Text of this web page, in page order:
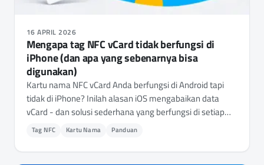
16 APRIL 2026
Mengapa tag NFC vCard tidak berfungsi di
iPhone (dan apa yang sebenarnya bisa
digunakan)
Kartu nama NFC vCard Anda berfungsi di Android tapi
tidak di iPhone? Inilah alasan iOS mengabaikan data
vCard - dan solusi sederhana yang berfungsi di setiap
ponsel.
Tag NFC Kartu Nama Panduan